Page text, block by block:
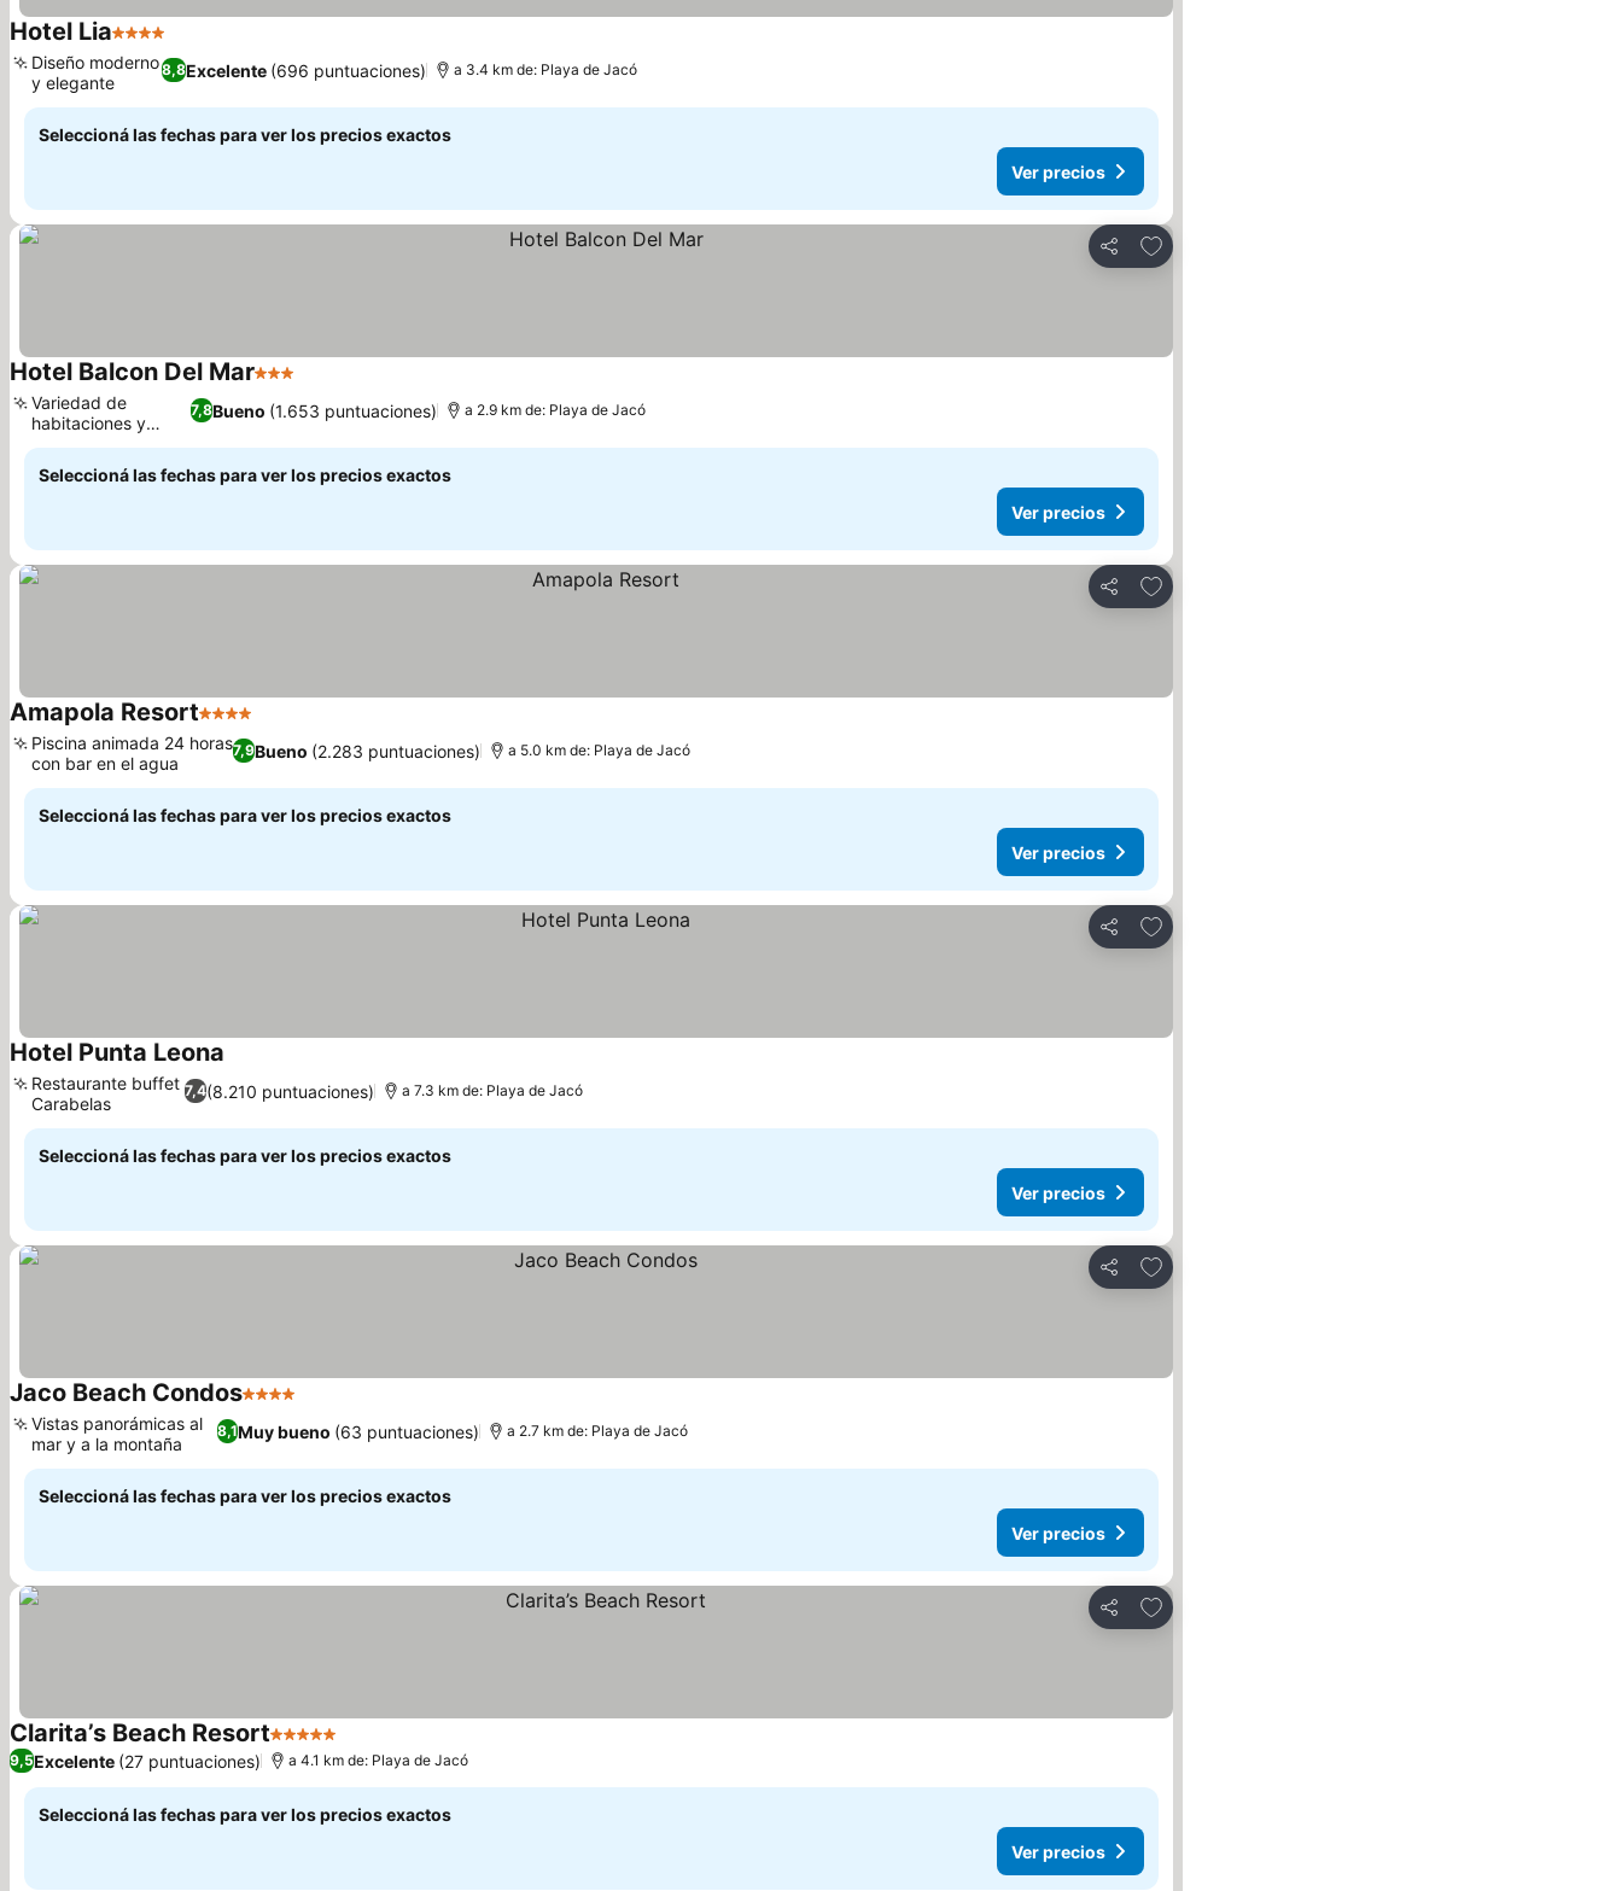
Hotel Lia4 Estrellas
8,8Excelente (696 puntuaciones)
Diseño moderno
y elegante
a 3.4 km de: Playa de Jacó
Seleccioná las fechas para ver los precios exactos
Ver precios
Compartir
Añadir a favoritos
Hotel Balcon Del Mar3 Estrellas
7,8Bueno (1.653 puntuaciones)
Variedad de
habitaciones y
suites
a 2.9 km de: Playa de Jacó
Seleccioná las fechas para ver los precios exactos
Ver precios
Compartir
Añadir a favoritos
Amapola Resort4 Estrellas
7,9Bueno (2.283 puntuaciones)
Piscina animada 24 horas
con bar en el agua
a 5.0 km de: Playa de Jacó
Seleccioná las fechas para ver los precios exactos
Ver precios
Compartir
Añadir a favoritos
Hotel Punta Leona
7,4(8.210 puntuaciones)
Restaurante buffet
Carabelas
a 7.3 km de: Playa de Jacó
Seleccioná las fechas para ver los precios exactos
Ver precios
Compartir
Añadir a favoritos
Jaco Beach Condos4 Estrellas
8,1Muy bueno (63 puntuaciones)
Vistas panorámicas al
mar y a la montaña
a 2.7 km de: Playa de Jacó
Seleccioná las fechas para ver los precios exactos
Ver precios
Compartir
Añadir a favoritos
Clarita’s Beach Resort5 Estrellas
9,5Excelente (27 puntuaciones) a 4.1 km de: Playa de Jacó
Seleccioná las fechas para ver los precios exactos
Ver precios